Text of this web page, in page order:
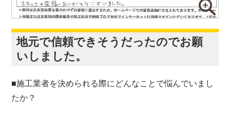
地元で信頼できそうだったのでお願
いしました。
■施工業者を決められる際にどんなことで悩んでいまし
たか？